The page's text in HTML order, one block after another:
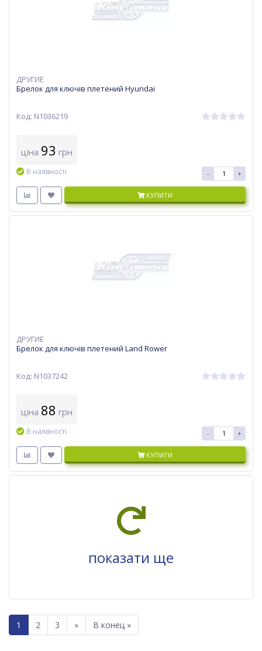
ДРУГИЕ
Брелок для ключів плетений Hyundai
Код: N1036219
ціна 93 грн
В наявності - +
КУПИТИ
ДРУГИЕ
Брелок для ключів плетений Land Rower
Код: N1037242
ціна 88 грн
В наявності - +
КУПИТИ
показати ще
1 2 3 » В конец »